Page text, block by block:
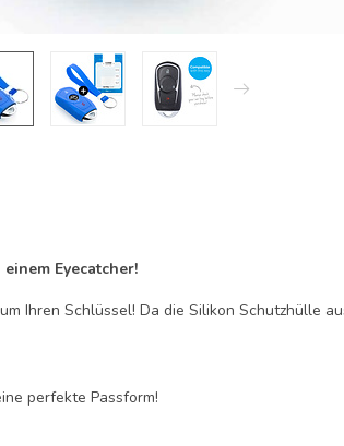
Eyecatcher!
Ihren Schlüssel! Da die Silikon Schutzhülle
perfekte Passform!